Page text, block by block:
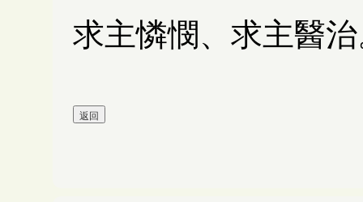
求主憐憫、求主醫